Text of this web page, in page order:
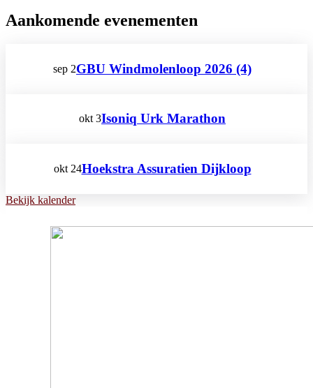
Aankomende evenementen
sep 2GBU Windmolenloop 2026 (4)
okt 3Isoniq Urk Marathon
okt 24Hoekstra Assuratien Dijkloop
Bekijk kalender